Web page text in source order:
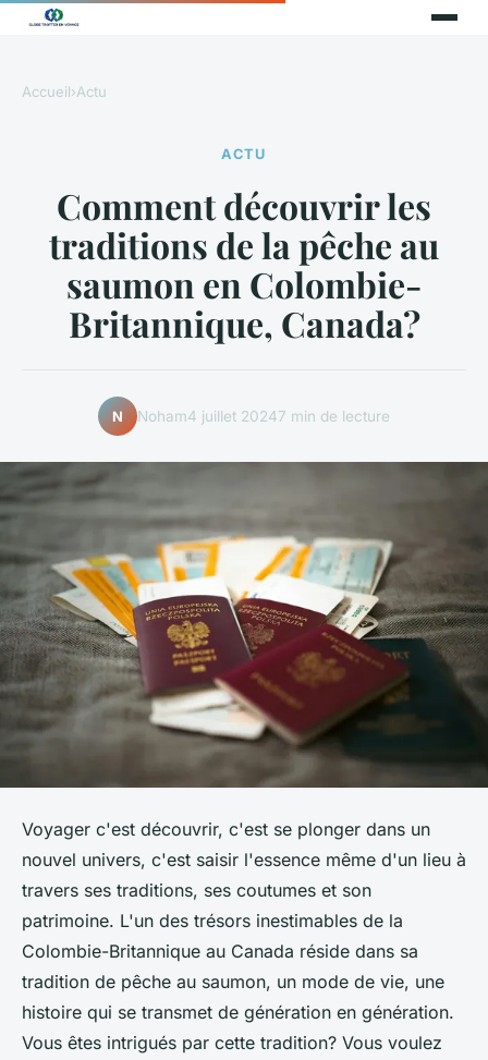
Accueil›Actu
ACTU
Comment découvrir les
traditions de la pêche au
saumon en Colombie-
Britannique, Canada?
N Noham4 juillet 20247 min de lecture
Voyager c'est découvrir, c'est se plonger dans un
nouvel univers, c'est saisir l'essence même d'un lieu à
travers ses traditions, ses coutumes et son
patrimoine. L'un des trésors inestimables de la
Colombie-Britannique au Canada réside dans sa
tradition de pêche au saumon, un mode de vie, une
histoire qui se transmet de génération en génération.
Vous êtes intrigués par cette tradition? Vous voulez